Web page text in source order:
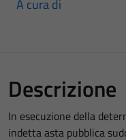
A cura di
Descrizione
In esecuzione della
indetta asta pubblica